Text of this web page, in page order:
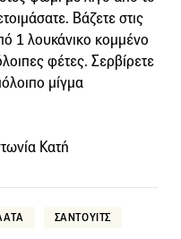
Βάζετε στις
1 λουκάνικο κομμένο
φέτες. Σερβίρετε
μίγμα
Κατή
ΣΑΝΤΟΥΙΤΣ